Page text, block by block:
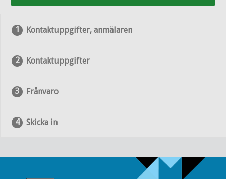
Kontaktuppgifter, anmälaren
Kontaktuppgifter
Frånvaro
Skicka in